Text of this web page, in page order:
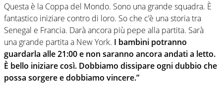
Questa è la Coppa del Mondo. Sono una grande squadra. È
fantastico iniziare contro di loro. So che c’è una storia tra
Senegal e Francia. Darà ancora più pepe alla partita. Sarà
una grande partita a New York. I bambini potranno
guardarla alle 21:00 e non saranno ancora andati a letto.
È bello iniziare così. Dobbiamo dissipare ogni dubbio che
possa sorgere e dobbiamo vincere.”